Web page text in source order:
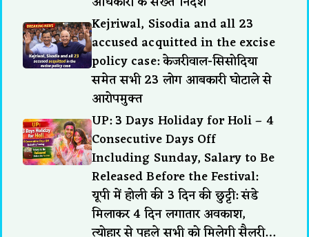
Kejriwal, Sisodia and all 23
accused acquitted in the excise
policy case: केजरीवाल-सिसोदिया
समेत सभी 23 लोग आबकारी घोटाले से
आरोपमुक्त
UP: 3 Days Holiday for Holi – 4
Consecutive Days Off
Including Sunday, Salary to Be
Released Before the Festival:
यूपी में होली की 3 दिन की छुट्टी: संडे
मिलाकर 4 दिन लगातार अवकाश,